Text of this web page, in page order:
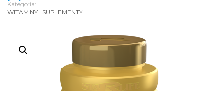
Kategoria:
WITAMINY I SUPLEMENTY